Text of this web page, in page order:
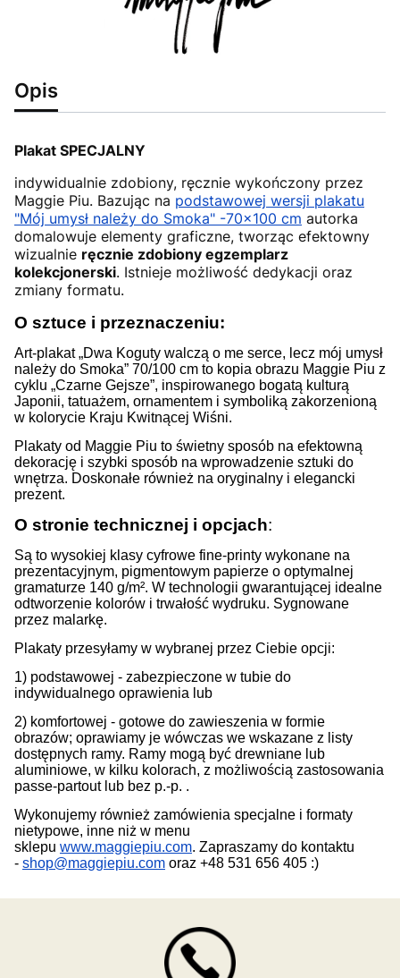
Opis
Plakat SPECJALNY
indywidualnie zdobiony, ręcznie wykończony przez
Maggie Piu. Bazując na podstawowej wersji plakatu
"Mój umysł należy do Smoka" -70x100 cm autorka
domalowuje elementy graficzne, tworząc efektowny
wizualnie ręcznie zdobiony egzemplarz
kolekcjonerski. Istnieje możliwość dedykacji oraz
zmiany formatu.
O sztuce i przeznaczeniu:
Art-plakat „Dwa Koguty walczą o me serce, lecz mój umysł
należy do Smoka” 70/100 cm to kopia obrazu Maggie Piu z
cyklu „Czarne Gejsze”, inspirowanego bogatą kulturą
Japonii, tatuażem, ornamentem i symboliką zakorzenioną
w kolorycie Kraju Kwitnącej Wiśni.
Plakaty od Maggie Piu to świetny sposób na efektowną
dekorację i szybki sposób na wprowadzenie sztuki do
wnętrza. Doskonałe również na oryginalny i elegancki
prezent.
O stronie technicznej i opcjach:
Są to wysokiej klasy cyfrowe fine-printy wykonane na
prezentacyjnym, pigmentowym papierze o optymalnej
gramaturze 140 g/m². W technologii gwarantującej idealne
odtworzenie kolorów i trwałość wydruku. Sygnowane
przez malarkę.
Plakaty przesyłamy w wybranej przez Ciebie opcji:
1) podstawowej - zabezpieczone w tubie do
indywidualnego oprawienia lub
2) komfortowej - gotowe do zawieszenia w formie
obrazów; oprawiamy je wówczas we wskazane z listy
dostępnych ramy. Ramy mogą być drewniane lub
aluminiowe, w kilku kolorach, z możliwością zastosowania
passe-partout lub bez p.-p. .
Wykonujemy również zamówienia specjalne i formaty
nietypowe, inne niż w menu
sklepu www.maggiepiu.com. Zapraszamy do kontaktu
- shop@maggiepiu.com oraz +48 531 656 405 :)